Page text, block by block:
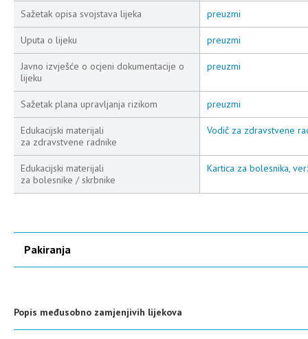
Sažetak opisa svojstava lijeka preuzmi
Uputa o lijeku preuzmi
Javno izvješće o ocjeni dokumentacije o
lijeku
preuzmi
Sažetak plana upravljanja rizikom preuzmi
Edukacijski materijali
za zdravstvene radnike
Vodič za zdravstvene
Edukacijski materijali
za bolesnike / skrbnike
Kartica za bolesnika,
Pakiranja
Popis međusobno zamjenjivih lijekova